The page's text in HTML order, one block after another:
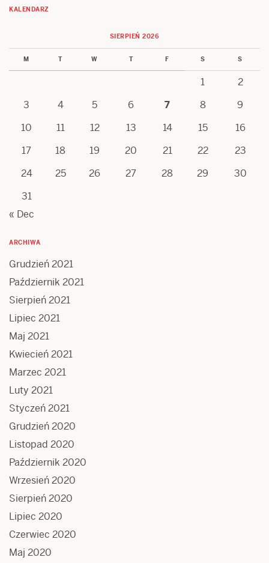
KALENDARZ
SIERPIEŃ 2026
M T W T F S S
1
2
3
4 5 6 7 8
9
10
11 12 13 14 15
16
17
18 19 20 21 22
23
24
25 26 27 28 29
30
31
« Dec
ARCHIWA
Grudzień 2021
Październik 2021
Sierpień 2021
Lipiec 2021
Maj 2021
Kwiecień 2021
Marzec 2021
Luty 2021
Styczeń 2021
Grudzień 2020
Listopad 2020
Październik 2020
Wrzesień 2020
Sierpień 2020
Lipiec 2020
Czerwiec 2020
Maj 2020